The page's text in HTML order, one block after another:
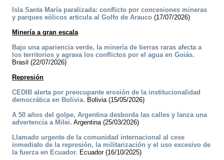
Isla Santa María paralizada: conflicto por concesiones mineras
y parques eólicos articula al Golfo de Arauco (17/07/2026)
Minería a gran escala
Bajo una apariencia verde, la minería de tierras raras afecta a
los territorios y agrava los conflictos por el agua en Goiás.
Brasil (22/07/2026)
Represión
CEDIB alerta por preocupante erosión de la institucionalidad
democrática en Bolivia. Bolivia (15/05/2026)
A 50 años del golpe, Argentina desborda las calles y lanza una
advertencia a Milei. Argentina (25/03/2026)
Llamado urgente de la comunidad internacional al cese
inmediato de la represión, la militarización y el uso excesivo de
la fuerza en Ecuador. Ecuador (16/10/2025)